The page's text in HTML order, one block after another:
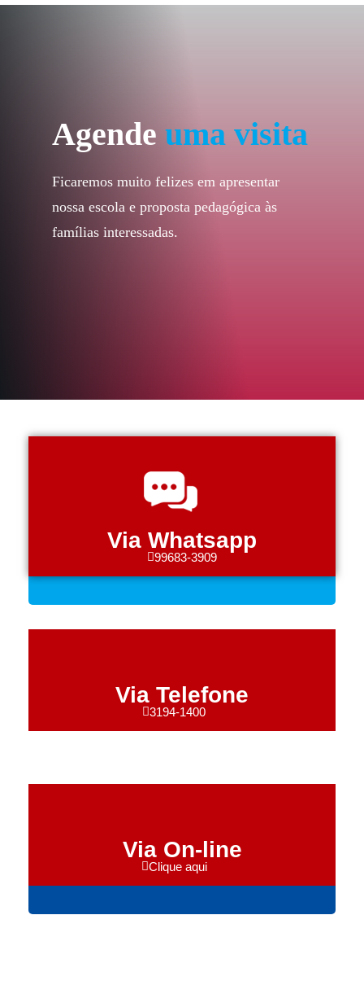
Agende uma visita
Ficaremos muito felizes em apresentar
nossa escola e proposta pedagógica às
famílias interessadas.
Via Whatsapp
99683-3909
Via Telefone
3194-1400
Via On-line
Clique aqui